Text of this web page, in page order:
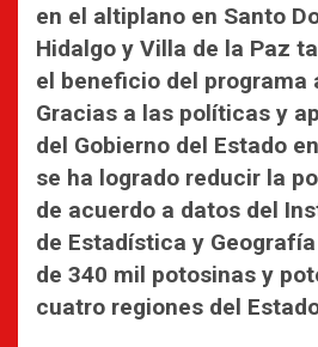
en el altiplano en Santo
Hidalgo y Villa de la Paz
el beneficio del programa
Gracias a las políticas y
del Gobierno del Estado
se ha logrado reducir la
de acuerdo a datos del
de Estadística y
de 340 mil potosinas y
cuatro regiones del